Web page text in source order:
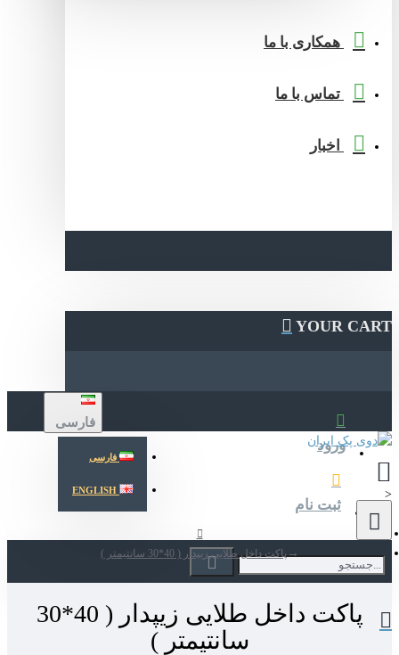
همکاری با ما
تماس با ما
اخبار
YOUR
ورود
ثبت نام
فارسی
فارسی
ENGLISH
پاکت داخل طلایی زیپدار ( 40*30 سانتیمتر )
پاکت داخل طلایی زیپدار ( 40*30
سانتیمتر )